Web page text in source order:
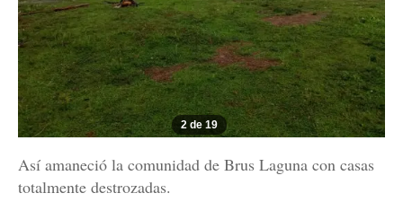
2 de 19
Así amaneció la comunidad de Brus Laguna con casas
totalmente destrozadas.